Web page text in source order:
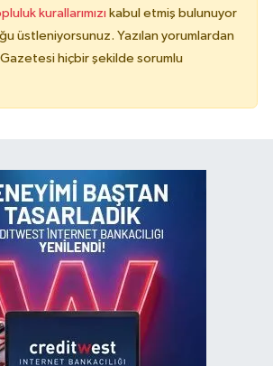
kurallarımızı kabul etmiş bulunuyor
üstleniyorsunuz. Yazılan yorumlardan
Gazetesi hiçbir şekilde sorumlu